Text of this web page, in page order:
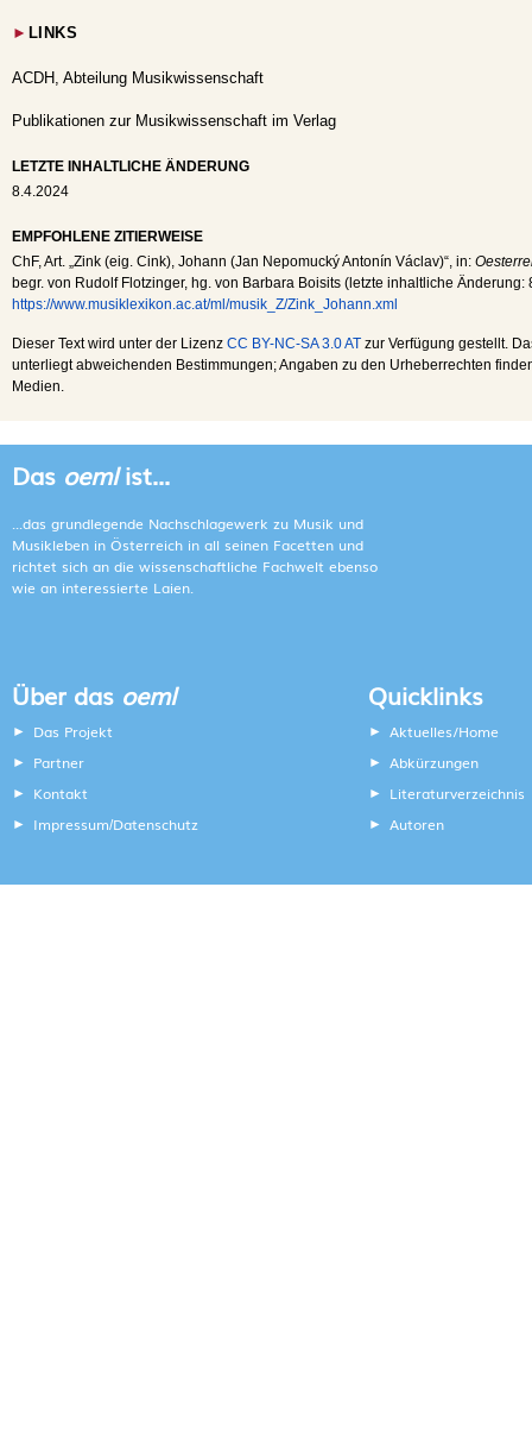
► LINKS
ACDH, Abteilung Musikwissenschaft
Publikationen zur Musikwissenschaft im Verlag
LETZTE INHALTLICHE ÄNDERUNG
8.4.2024
EMPFOHLENE ZITIERWEISE
ChF, Art. „Zink (eig. Cink), Johann (Jan Nepomucký Antonín Václav)“, in:
begr. von Rudolf Flotzinger, hg. von Barbara Boisits (letzte inhaltliche Änderung:
https://www.musiklexikon.ac.at/ml/musik_Z/Zink_Johann.xml
Dieser Text wird unter der Lizenz CC BY-NC-SA 3.0 AT zur Verfügung gestellt.
unterliegt abweichenden Bestimmungen; Angaben zu den Urheberrechten
Medien.
Das oemlist...
...das grundlegende Nachschlagewerk zu Musik und
Musikleben in Österreich in all seinen Facetten und
richtet sich an die wissenschaftliche Fachwelt ebenso
wie an interessierte Laien.
Über das oeml
Das Projekt
Partner
Kontakt
Impressum/Datenschutz
Quicklinks
Aktuelles/Home
Abkürzungen
Literaturverzeichnis
Autoren